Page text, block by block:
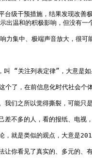
台级干预措施，结果发现改
出温和的积极影响，但没有
力集中、极端声音放大，很
叫 “关注列表定律”，大意是
了，在前信息化时代社会个
我们之所以觉得撕裂，可能只
差不多的人，看的报纸、电
就是类似的观点，大意是
让你看见了真实的、多元的、